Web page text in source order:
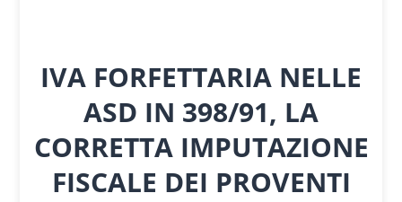
IVA FORFETTARIA NELLE
ASD IN 398/91, LA
CORRETTA IMPUTAZIONE
FISCALE DEI PROVENTI